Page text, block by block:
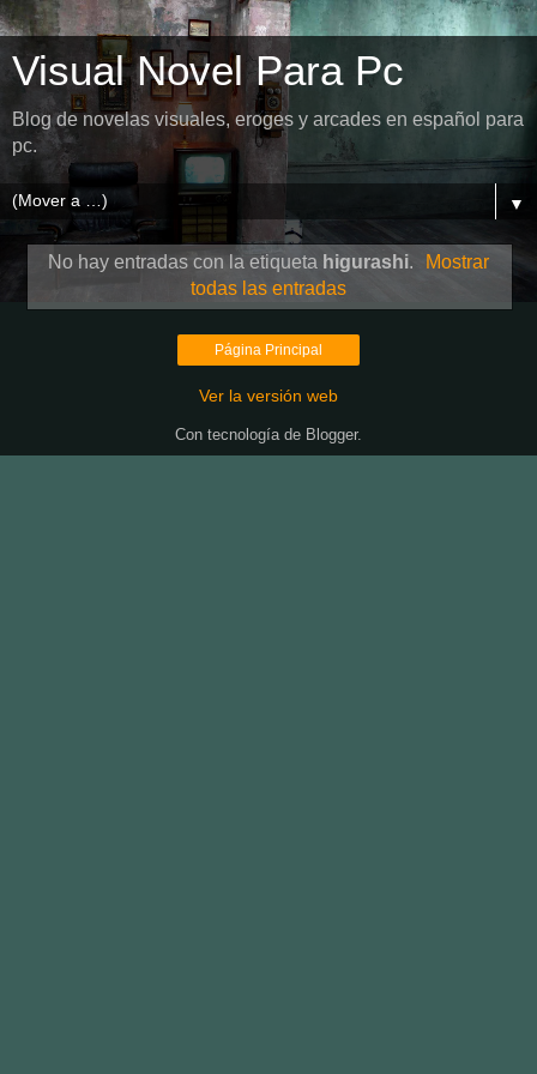
Visual Novel Para Pc
Blog de novelas visuales, eroges y arcades en español para
pc.
▼
No hay entradas con la etiqueta higurashi.
Mostrar
todas las entradas
Página Principal
Ver la versión web
Con tecnología de Blogger.